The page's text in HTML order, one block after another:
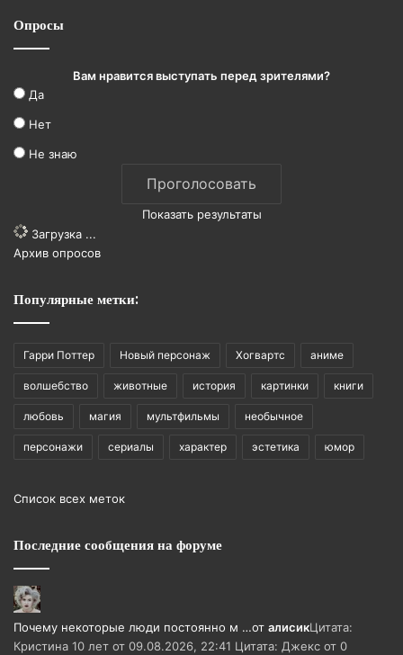
Опросы
Вам нравится выступать перед зрителями?
Да
Нет
Не знаю
Показать результаты
Загрузка ...
Архив опросов
Популярные метки:
Гарри Поттер Новый персонаж Хогвартс аниме
волшебство животные история картинки книги
любовь магия мультфильмы необычное
персонажи сериалы характер эстетика юмор
Список всех меток
Последние сообщения на форуме
Почему некоторые люди постоянно м …от алисикЦитата:
Кристина 10 лет от 09.08.2026, 22:41 Цитата: Джекс от 0